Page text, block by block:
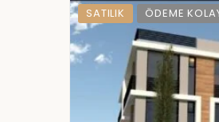
SATILIK ÖDEME